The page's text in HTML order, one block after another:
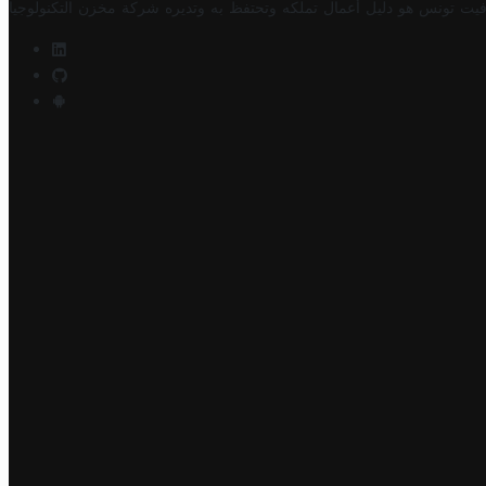
تونس هو دليل أعمال تملكه وتحتفظ به وتديره شركة مخزن التكنولوجيا